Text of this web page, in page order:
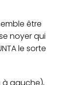
être
noyer qui
le sorte
gauche),